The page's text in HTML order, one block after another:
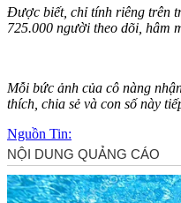
Được biết, chỉ tính riêng trên
725.000 người theo dõi, hâm
Mỗi bức ảnh của cô nàng
thích, chia sẻ và con số này
Nguồn Tin: